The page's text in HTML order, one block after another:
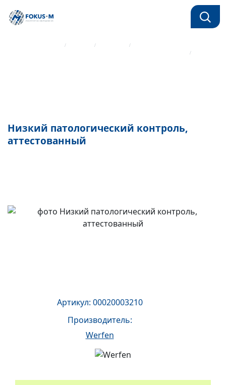
Низкий патологический контроль,
аттестованный
Артикул: 00020003210
Производитель:
Werfen